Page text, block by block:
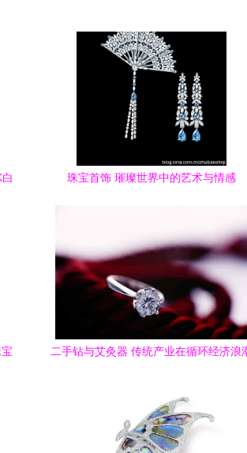
珠宝首饰 璀璨世界中的艺术与情感
二手钻与艾灸器 传统产业在循环经济浪